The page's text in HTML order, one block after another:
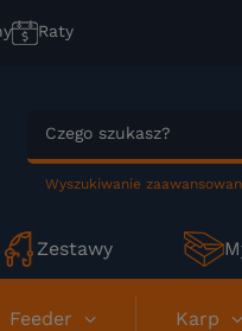
Raty
Wyszukiwanie
Zestawy
Feeder Karp